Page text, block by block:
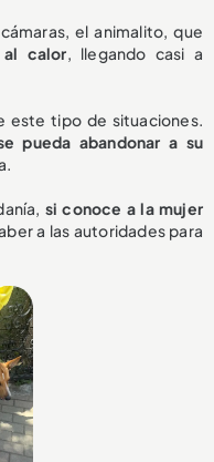
el animalito, que
calor, llegando casi a
este tipo de situaciones.
pueda abandonar a su
si conoce a la mujer
a las autoridades para